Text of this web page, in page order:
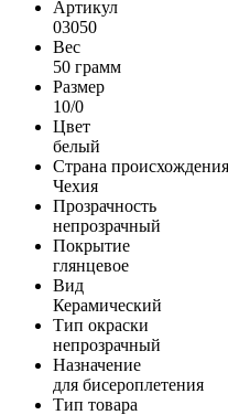
Артикул
03050
Вес
50 грамм
Размер
10/0
Цвет
белый
Страна происхождения
Чехия
Прозрачность
непрозрачный
Покрытие
глянцевое
Вид
Керамический
Тип окраски
непрозрачный
Назначение
для бисероплетения
Тип товара